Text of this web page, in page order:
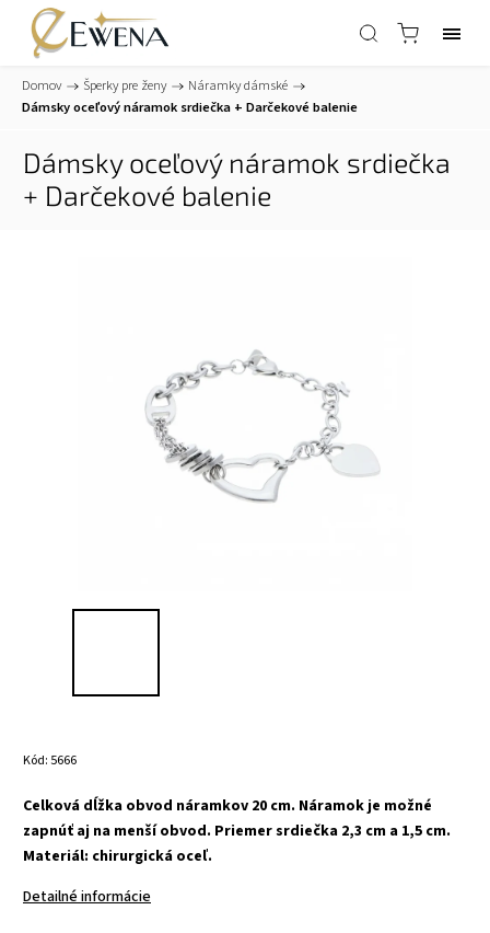
Domov / Šperky pre ženy / Náramky dámské /
Dámsky oceľový náramok srdiečka + Darčekové balenie
Dámsky oceľový náramok srdiečka
+ Darčekové balenie
Kód: 5666
Celková dĺžka obvod náramkov 20 cm. Náramok je možné
zapnúť aj na menší obvod. Priemer srdiečka 2,3 cm a 1,5 cm.
Materiál: chirurgická oceľ.
Detailné informácie